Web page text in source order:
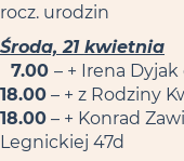
rocz. urodzin
Środa, 21 kwietnia
7.00 – + Irena
18.00 – + z Rodziny
18.00 – + Konrad
Legnickiej 47d